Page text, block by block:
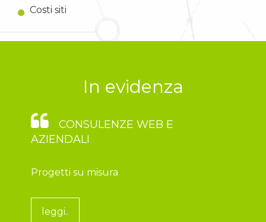
Costi siti
In evidenza
CONSULENZE WEB E
AZIENDALI
Progetti su misura
leggi..